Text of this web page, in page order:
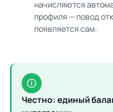
начисляются
профиля — повод
появляется сам.
Честно: единый